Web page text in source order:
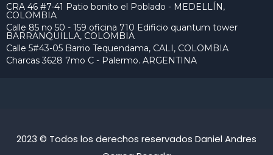
CRA 46 #7-41 Patio bonito el Poblado - MEDELLÍN,
COLOMBIA
Calle 85 no 50 - 159 oficina 710 Edificio quantum tower
BARRANQUILLA, COLOMBIA
Calle 5#43-05 Barrio Tequendama, CALI, COLOMBIA
Charcas 3628 7mo C - Palermo. ARGENTINA
2023 © Todos los derechos reservados Daniel Andres